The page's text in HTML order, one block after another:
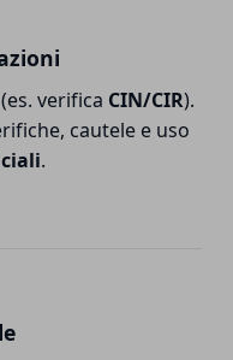
verifica CIN/CIR).
cautele e uso
.